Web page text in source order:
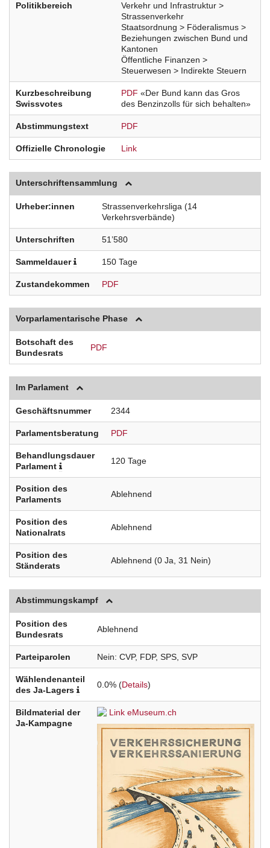
Politikbereich
Verkehr und Infrastruktur >
Strassenverkehr
Staatsordnung > Föderalismus >
Beziehungen zwischen Bund und
Kantonen
Öffentliche Finanzen >
Steuerwesen > Indirekte Steuern
Kurzbeschreibung
Swissvotes
PDF «Der Bund kann das Gros
des Benzinzolls für sich behalten»
Abstimmungstext PDF
Offizielle Chronologie Link
Unterschriftensammlung
Urheber:innen
Strassenverkehrsliga (14
Verkehrsverbände)
Unterschriften 51’580
Sammeldauer 150 Tage
Zustandekommen PDF
Vorparlamentarische Phase
Botschaft des
Bundesrats
PDF
Im Parlament
Geschäftsnummer 2344
Parlamentsberatung PDF
Behandlungsdauer
Parlament
120 Tage
Position des
Parlaments
Ablehnend
Position des
Nationalrats
Ablehnend
Position des
Ständerats
Ablehnend (0 Ja, 31 Nein)
Abstimmungskampf
Position des
Bundesrats
Ablehnend
Parteiparolen Nein CVP FDP SPS SVP
Wählendenanteil
des Ja-Lagers
0.0% (Details)
Bildmaterial der
Ja-Kampagne
Link eMuseum.ch